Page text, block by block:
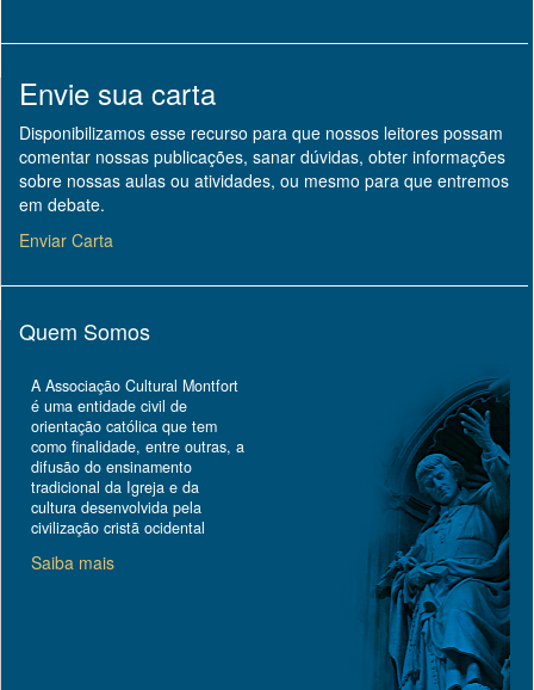
Envie sua carta
Disponibilizamos esse recurso para que nossos leitores possam
comentar nossas publicações, sanar dúvidas, obter informações
sobre nossas aulas ou atividades, ou mesmo para que entremos
em debate.
Enviar Carta
Quem Somos
A Associação Cultural Montfort
é uma entidade civil de
orientação católica que tem
como finalidade, entre outras, a
difusão do ensinamento
tradicional da Igreja e da
cultura desenvolvida pela
civilização cristã ocidental
Saiba mais